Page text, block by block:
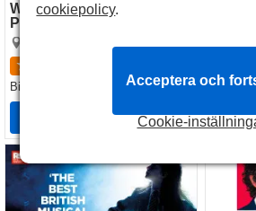
Witness for the
Prosecution by Agatha
Christie
Biljetter
SEK259
Boka
Biljetter
Matilda The Musical
cookiepolicy.
Cookie-
Acceptera och